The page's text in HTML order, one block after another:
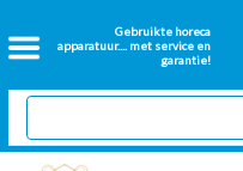
Gebruikte horeca
apparatuur.... met service en
garantie!
Home
2dehands Horeca
Nieuwe apparatuur